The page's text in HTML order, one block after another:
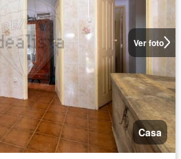
Ver foto
Casa